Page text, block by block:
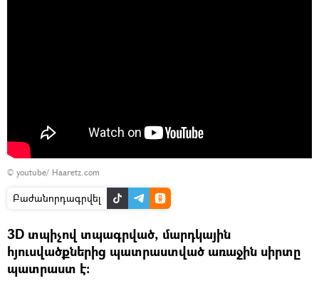
© youtube/ Haaretz.com
Բաժանորդագրվել
3D տպիչով տպագրված, մարդկային
հյուսվածքներից պատրաստված առաջին սիրտը
պատրաստ է։